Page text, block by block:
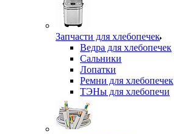
Запчасти для хлебопечек
Ведра для хлебопечек
Сальники
Лопатки
Ремни для хлебопечек
ТЭНы для хлебопечи